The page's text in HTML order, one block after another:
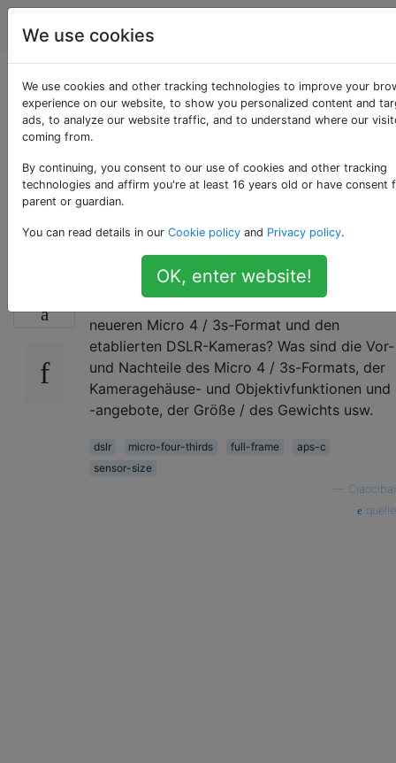
Fotografie
Wie lassen sich Micro
4 / 3s-Kameras mit
DSLR-Kameras
vergleichen?
Was sind die größten (und vielleicht
subtileren) Unterschiede zwischen dem
neueren Micro 4 / 3s-Format und den
etablierten DSLR-Kameras? Was sind die Vor-
und Nachteile des Micro 4 / 3s-Formats, der
Kameragehäuse- und Objektivfunktionen und
-angebote, der Größe / des Gewichts usw.
dslr micro-four-thirds full-frame
aps-c
sensor-size
Ciaocibai
quelle
We use cookies
We use cookies and other tracking technologies to improve your
experience on our website, to show you personalized content and
ads, to analyze our website traffic, and to understand where our
coming from.
By continuing, you consent to our use of cookies and other tracking
technologies and affirm you're at least 16 years old or have consent
parent or guardian.
You can read details in our Cookie policy and Privacy policy.
OK, enter website!